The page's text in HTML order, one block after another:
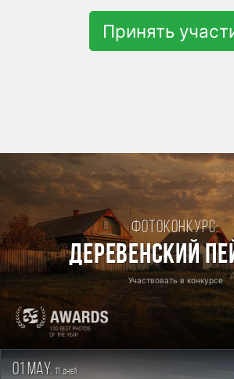
Принять
Фотоконкурс:
Деревенский
Участвовать в конкурсе
01 may. 11 дней